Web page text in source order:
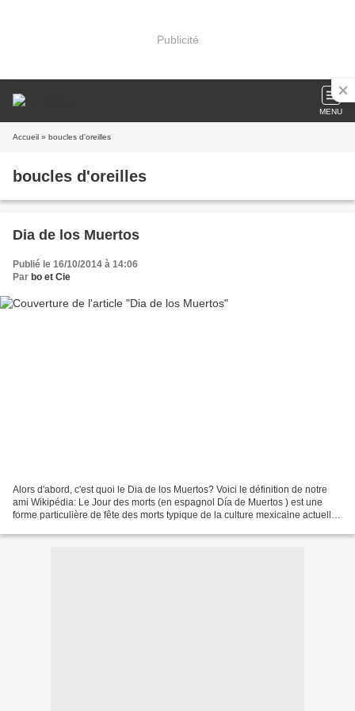
Publicité
MENU
Accueil » boucles d'oreilles
boucles d'oreilles
Dia de los Muertos
Publié le 16/10/2014 à 14:06
Par bo et Cie
Alors d'abord, c'est quoi le Dia de los Muertos? Voici le définition de notre
ami Wikipédia: Le Jour des morts (en espagnol Día de Muertos ) est une
forme particulière de fête des morts typique de la culture mexicaine actuelle